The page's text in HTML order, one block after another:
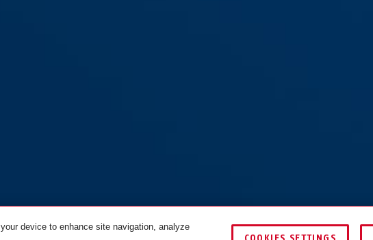
Steel-O-Chain™
Steel-O-Chain™
Steel-O-Chain™
device to enhance site navigation, analyze